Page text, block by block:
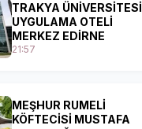
TRAKYA ÜNİVERSİTESİ
UYGULAMA OTELİ
MERKEZ EDİRNE
21:57
MEŞHUR RUMELİ
KÖFTECİSİ MUSTAFA